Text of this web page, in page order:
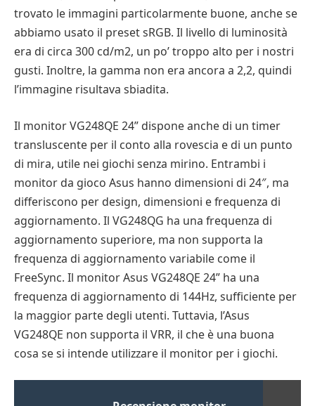
trovato le immagini particolarmente buone, anche se
abbiamo usato il preset sRGB. Il livello di luminosità
era di circa 300 cd/m2, un po’ troppo alto per i nostri
gusti. Inoltre, la gamma non era ancora a 2,2, quindi
l’immagine risultava sbiadita.
Il monitor VG248QE 24” dispone anche di un timer
transluscente per il conto alla rovescia e di un punto
di mira, utile nei giochi senza mirino. Entrambi i
monitor da gioco Asus hanno dimensioni di 24″, ma
differiscono per design, dimensioni e frequenza di
aggiornamento. Il VG248QG ha una frequenza di
aggiornamento superiore, ma non supporta la
frequenza di aggiornamento variabile come il
FreeSync. Il monitor Asus VG248QE 24” ha una
frequenza di aggiornamento di 144Hz, sufficiente per
la maggior parte degli utenti. Tuttavia, l’Asus
VG248QE non supporta il VRR, il che è una buona
cosa se si intende utilizzare il monitor per i giochi.